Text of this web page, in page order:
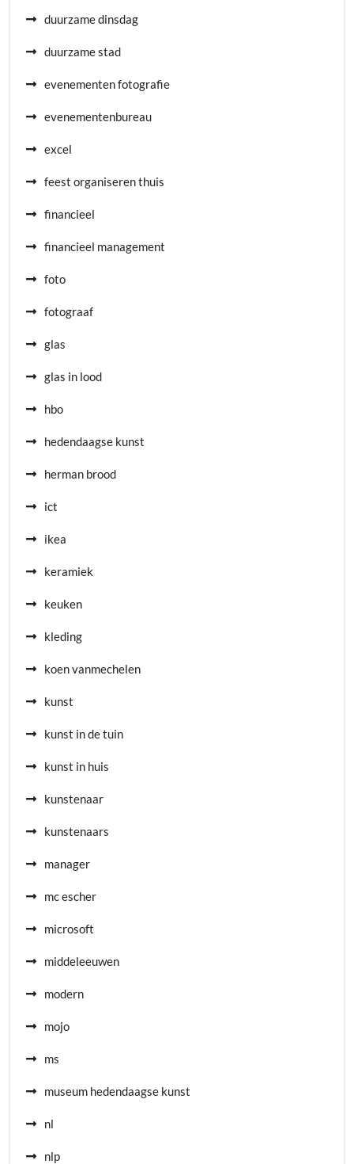
duurzame dinsdag
duurzame stad
evenementen fotografie
evenementenbureau
excel
feest organiseren thuis
financieel
financieel management
foto
fotograaf
glas
glas in lood
hbo
hedendaagse kunst
herman brood
ict
ikea
keramiek
keuken
kleding
koen vanmechelen
kunst
kunst in de tuin
kunst in huis
kunstenaar
kunstenaars
manager
mc escher
microsoft
middeleeuwen
modern
mojo
ms
museum hedendaagse kunst
nl
nlp